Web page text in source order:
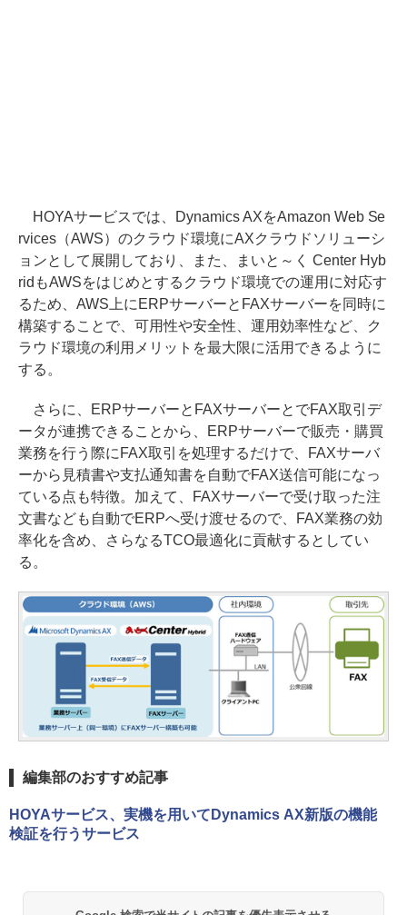
HOYAサービスでは、Dynamics AXをAmazon Web Se
rvices（AWS）のクラウド環境にAXクラウドソリューシ
ョンとして展開しており、また、まいと～く Center Hyb
ridもAWSをはじめとするクラウド環境での運用に対応す
るため、AWS上にERPサーバーとFAXサーバーを同時に
構築することで、可用性や安全性、運用効率性など、ク
ラウド環境の利用メリットを最大限に活用できるように
する。
さらに、ERPサーバーとFAXサーバーとでFAX取引デ
ータが連携できることから、ERPサーバーで販売・購買
業務を行う際にFAX取引を処理するだけで、FAXサーバ
ーから見積書や支払通知書を自動でFAX送信可能になっ
ている点も特徴。加えて、FAXサーバーで受け取った注
文書なども自動でERPへ受け渡せるので、FAX業務の効
率化を含め、さらなるTCO最適化に貢献するとしてい
る。
編集部のおすすめ記事
HOYAサービス、実機を用いてDynamics AX新版の機能
検証を行うサービス